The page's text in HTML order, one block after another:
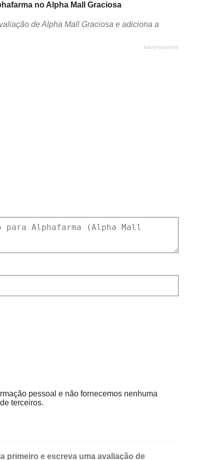
no Alpha Mall Graciosa
de Alpha Mall Graciosa e adiciona a
pessoal e não fornecemos nenhuma
terceiros.
primeiro e escreva uma avaliação de